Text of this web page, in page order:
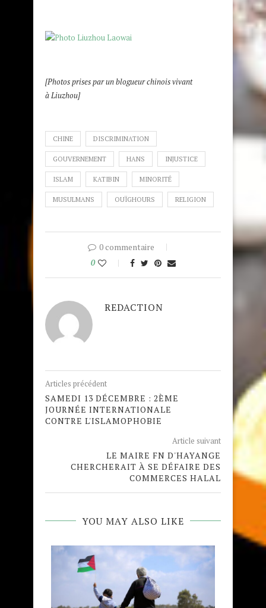
[Photos prises par un blogueur chinois vivant
à Liuzhou]
CHINE DISCRIMINATION
GOUVERNEMENT HANS INJUSTICE
ISLAM KATIBIN MINORITÉ
MUSULMANS OUÏGHOURS RELIGION
0 commentaire
0
REDACTION
Articles précédent
SAMEDI 13 DÉCEMBRE : 2ÈME
JOURNÉE INTERNATIONALE
CONTRE L'ISLAMOPHOBIE
Article suivant
LE MAIRE FN D'HAYANGE
CHERCHERAIT À SE DÉFAIRE DES
COMMERCES HALAL
YOU MAY ALSO LIKE